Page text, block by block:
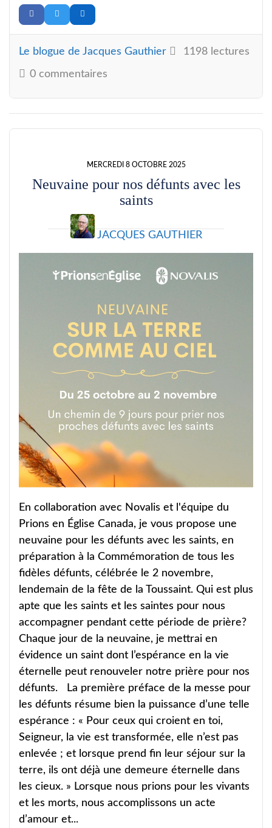
Le blogue de Jacques Gauthier 1198 lectures
0 commentaires
MERCREDI 8 OCTOBRE 2025
Neuvaine pour nos défunts avec les
saints
JACQUES GAUTHIER
En collaboration avec Novalis et l'équipe du
Prions en Église Canada, je vous propose une
neuvaine pour les défunts avec les saints, en
préparation à la Commémoration de tous les
fidèles défunts, célébrée le 2 novembre,
lendemain de la fête de la Toussaint. Qui est plus
apte que les saints et les saintes pour nous
accompagner pendant cette période de prière?
Chaque jour de la neuvaine, je mettrai en
évidence un saint dont l’espérance en la vie
éternelle peut renouveler notre prière pour nos
défunts. La première préface de la messe pour
les défunts résume bien la puissance d’une telle
espérance : « Pour ceux qui croient en toi,
Seigneur, la vie est transformée, elle n’est pas
enlevée ; et lorsque prend fin leur séjour sur la
terre, ils ont déjà une demeure éternelle dans
les cieux. » Lorsque nous prions pour les vivants
et les morts, nous accomplissons un acte
d’amour et...